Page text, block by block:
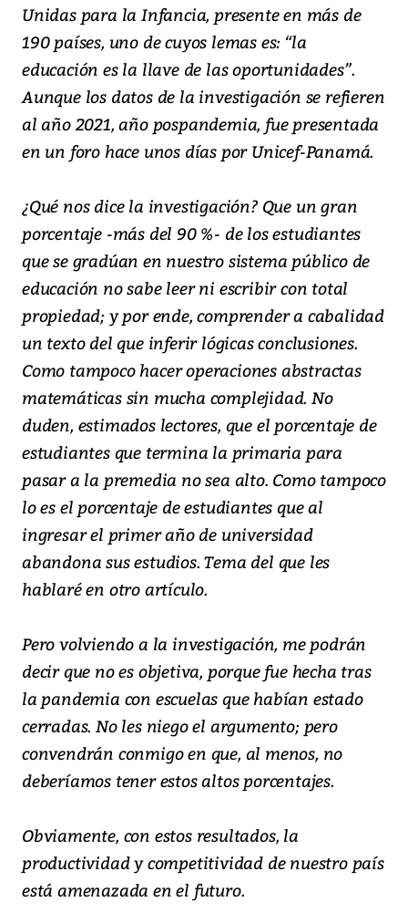
Unidas para la Infancia, presente en más de
190 países, uno de cuyos lemas es: “la
educación es la llave de las oportunidades”.
Aunque los datos de la investigación se refieren
al año 2021, año pospandemia, fue presentada
en un foro hace unos días por Unicef-Panamá.
¿Qué nos dice la investigación? Que un gran
porcentaje -más del 90 %- de los estudiantes
que se gradúan en nuestro sistema público de
educación no sabe leer ni escribir con total
propiedad; y por ende, comprender a cabalidad
un texto del que inferir lógicas conclusiones.
Como tampoco hacer operaciones abstractas
matemáticas sin mucha complejidad. No
duden, estimados lectores, que el porcentaje de
estudiantes que termina la primaria para
pasar a la premedia no sea alto. Como tampoco
lo es el porcentaje de estudiantes que al
ingresar el primer año de universidad
abandona sus estudios. Tema del que les
hablaré en otro artículo.
Pero volviendo a la investigación, me podrán
decir que no es objetiva, porque fue hecha tras
la pandemia con escuelas que habían estado
cerradas. No les niego el argumento; pero
convendrán conmigo en que, al menos, no
deberíamos tener estos altos porcentajes.
Obviamente, con estos resultados, la
productividad y competitividad de nuestro país
está amenazada en el futuro.